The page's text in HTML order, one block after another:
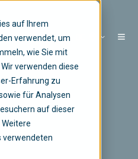
auf Ihrem
verwendet, um
wie Sie mit
verwenden diese
Erfahrung zu
für Analysen
auf dieser
verwendeten